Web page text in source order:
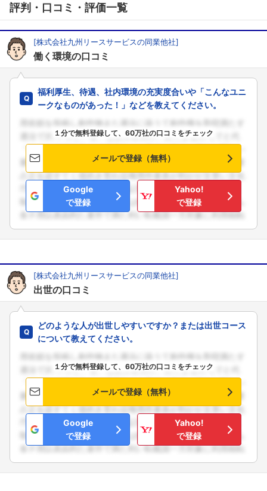
評判・口コミ・評価一覧
[株式会社九州リースサービスの同業他社]
働く環境の口コミ
福利厚生、待遇、社内環境の充実度合いや「こんなユニ
ークなものがあった！」などを教えてください。
１分で無料登録して、60万社の口コミをチェック
メールで登録（無料）
Google
で登録
Yahoo!
で登録
[株式会社九州リースサービスの同業他社]
出世の口コミ
どのような人が出世しやすいですか？または出世コース
について教えてください。
１分で無料登録して、60万社の口コミをチェック
メールで登録（無料）
Google
で登録
Yahoo!
で登録